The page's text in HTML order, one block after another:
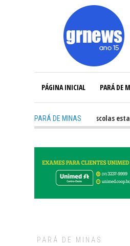
PÁGINA INICIAL PARÁ DE
PARÁ DE MINAS
Veja o desempenho das escolas
PARÁ DE MINAS